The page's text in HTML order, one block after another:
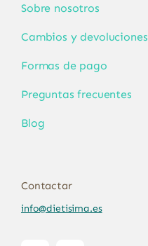
Sobre nosotros
Cambios y devoluciones
Formas de pago
Preguntas frecuentes
Blog
Contactar
info@dietisima.es